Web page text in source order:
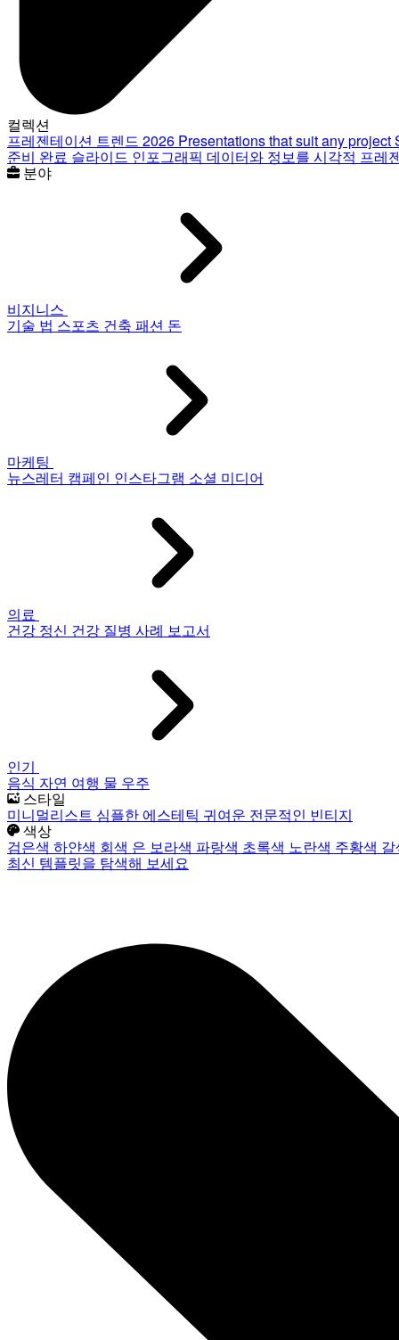
컬렉션
프레젠테이션 트렌드 2026 Presentations that suit any project
준비 완료 슬라이드 인포그래픽 데이터와 정보를 시각적 프레
분야
비지니스
기술 법 스포츠 건축 패션 돈
마케팅
뉴스레터 캠페인 인스타그램 소셜 미디어
의료
건강 정신 건강 질병 사례 보고서
인기
음식 자연 여행 물 우주
스타일
미니멀리스트 심플한 에스테틱 귀여운 전문적인 빈티지
색상
검은색 하얀색 회색 은 보라색 파랑색 초록색 노란색 주황색
최신 템플릿을 탐색해 보세요